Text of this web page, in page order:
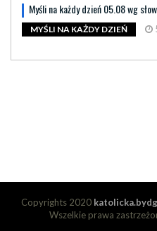
Myśli na każdy dzień 05.08 wg
MYŚLI NA KAŻDY DZIEŃ
Copyrights 2020
Wszelkie prawa